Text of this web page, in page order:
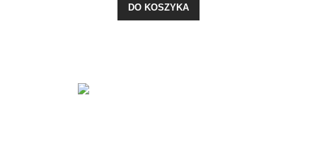
DO KOSZYKA